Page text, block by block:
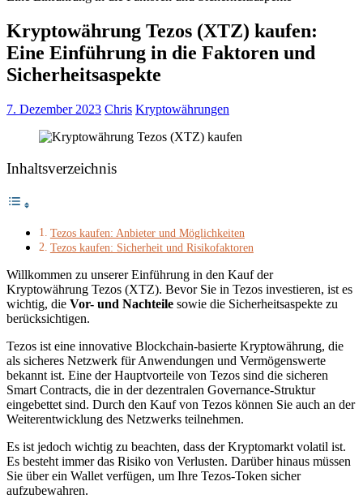
Kryptowährung Tezos (XTZ) kaufen:
Eine Einführung in die Faktoren und
Sicherheitsaspekte
7. Dezember 2023 Chris Kryptowährungen
Inhaltsverzeichnis
Tezos kaufen: Anbieter und Möglichkeiten
Tezos kaufen: Sicherheit und Risikofaktoren
Willkommen zu unserer Einführung in den Kauf der
Kryptowährung Tezos (XTZ). Bevor Sie in Tezos investieren, ist es
wichtig, die Vor- und Nachteile sowie die Sicherheitsaspekte zu
berücksichtigen.
Tezos ist eine innovative Blockchain-basierte Kryptowährung, die
als sicheres Netzwerk für Anwendungen und Vermögenswerte
bekannt ist. Eine der Hauptvorteile von Tezos sind die sicheren
Smart Contracts, die in der dezentralen Governance-Struktur
eingebettet sind. Durch den Kauf von Tezos können Sie auch an der
Weiterentwicklung des Netzwerks teilnehmen.
Es ist jedoch wichtig zu beachten, dass der Kryptomarkt volatil ist.
Es besteht immer das Risiko von Verlusten. Darüber hinaus müssen
Sie über ein Wallet verfügen, um Ihre Tezos-Token sicher
aufzubewahren.